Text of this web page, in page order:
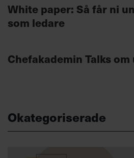
White paper: Så får ni
som ledare
Chefakademin Talks
Okategoriserade